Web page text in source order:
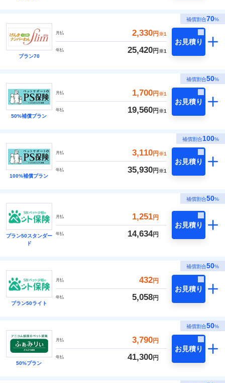
補償割合70%
プラン70
月払 2,330円 ※1
年払 25,420円 ※1
お見積り
補償割合50%
50%補償プラン
月払 1,700円 ※1
年払 19,560円 ※1
お見積り
補償割合100%
100%補償プラン
月払 3,110円 ※1
年払 35,930円 ※1
お見積り
補償割合50%
プラン50スタンダー
ド
月払 1,251円
年払 14,634円
お見積り
補償割合50%
プラン50ライト
月払 432円
年払 5,058円
お見積り
補償割合50%
50%プラン
月払 3,790円
年払 41,300円
お見積り